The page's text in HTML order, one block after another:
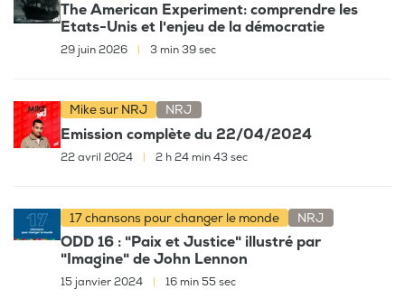
The American Experiment: comprendre les
Etats-Unis et l'enjeu de la démocratie
29 juin 2026 3 min 39 sec
Mike sur NRJ NRJ
Emission complète du 22/04/2024
22 avril 2024 2 h 24 min 43 sec
17 chansons pour changer le monde NRJ
ODD 16 : "Paix et Justice" illustré par
"Imagine" de John Lennon
15 janvier 2024 | 16 min 55 sec